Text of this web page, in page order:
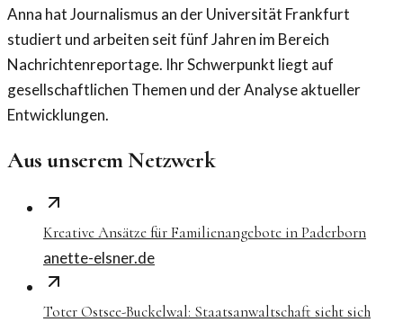
Anna hat Journalismus an der Universität Frankfurt
studiert und arbeiten seit fünf Jahren im Bereich
Nachrichtenreportage. Ihr Schwerpunkt liegt auf
gesellschaftlichen Themen und der Analyse aktueller
Entwicklungen.
Aus unserem Netzwerk
Kreative Ansätze für Familienangebote in Paderborn
anette-elsner.de
Toter Ostsee-Buckelwal: Staatsanwaltschaft sieht sich